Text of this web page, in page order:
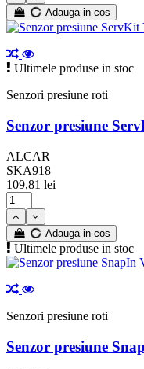
Adauga in cos
Ultimele produse in stoc
Senzori presiune roti
Senzor presiune
ALCAR
SKA918
109,81 lei
Adauga in cos
Ultimele produse in stoc
Senzori presiune roti
Senzor presiune